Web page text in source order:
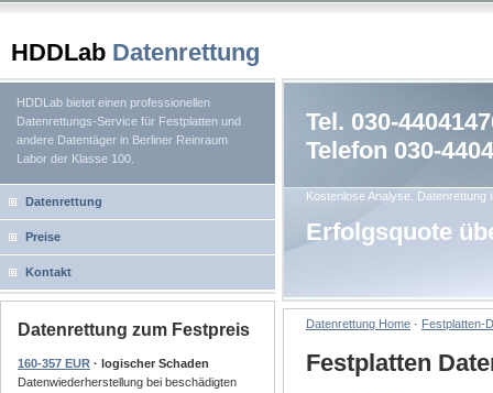
HDDLab Datenrettung
HDDLab bietet einen professionellen
Datenrettungs-Service für Festplatten und
andere Datentäger in Berliner Reinraum
Labor der Klasse 100.
Tel. 030-
Telefon 030-
Kostenlose Analyse. Datenrettung
Erfolgsquote
Datenrettung
Preise
Kontakt
Datenrettung zum Festpreis
160-357 EUR · logischer Schaden
Datenwiederherstellung bei beschädigten
Datenrettung Home · Festplatten-
Festplatten